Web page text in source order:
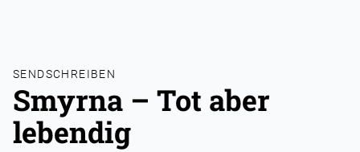
SENDSCHREIBEN
Smyrna – Tot aber
lebendig